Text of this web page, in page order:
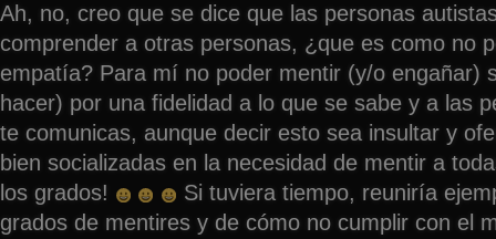
Ah, no, creo que se dice que las personas
comprender a otras personas, ¿que es como no
empatía? Para mí no poder mentir (y/o engañar)
hacer) por una fidelidad a lo que se sabe y a las
te comunicas, aunque decir esto sea insultar y
bien socializadas en la necesidad de mentir a
los grados!
Si tuviera tiempo, reuniría
grados de mentires y de cómo no cumplir con el